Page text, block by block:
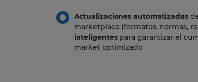
Actualizaciones automatizadas
marketplace (formatos, normas,
inteligentes para garantizar el
market optimizado